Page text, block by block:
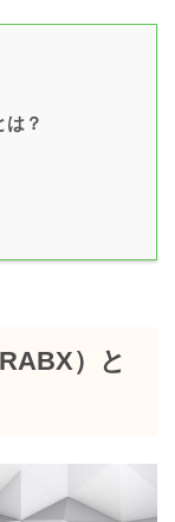
は？
）と